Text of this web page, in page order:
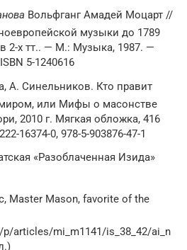
Вольфганг Амадей Моцарт //
музыки до 1789
в 2-х тт.. — М.: Музыка, 1987. —
5-1240616
А. Синельников. Кто правит
или Мифы о масонстве
2010 г. Мягкая обложка, 416
16374-0, 978-5-903876-47-1
«Разоблаченная Изида»
Master Mason, favorite of the
articles/mi_m1141/is_38_42/ai_n